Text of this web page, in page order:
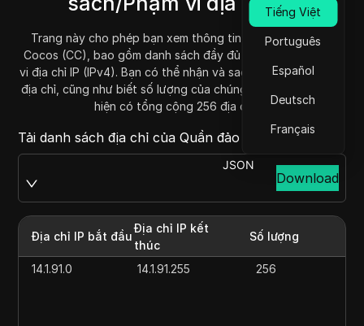
Tiếng Việt
Português
Español
Deutsch
Français
Trang này cho phép bạn xem thông tin IP của Quần đảo
Cocos (CC), bao gồm danh sách đầy đủ địa chỉ IP và phạm
vi địa chỉ IP (IPv4). Bạn có thể nhận và sao chép mỗi phạm vi
địa chỉ, cũng như biết số lượng của chúng. Quần đảo Cocos
hiện có tổng cộng 256 địa chỉ IP.
Tải danh sách địa chỉ của Quần đảo Cocos tại:
JSON
Download
Địa chỉ IP bắt đầu
Địa chỉ IP kết
thúc
Số lượng
14.1.91.0 14.1.91.255 256